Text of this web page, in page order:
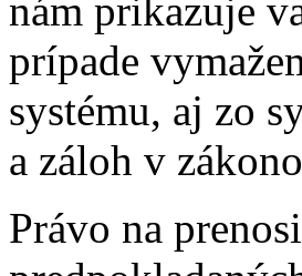
nám prikazuje
prípade
systému, aj zo
a záloh v
Právo na